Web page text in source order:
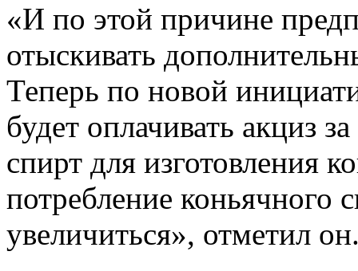
«И по этой причине
отыскивать
Теперь по новой
будет оплачивать акциз
спирт для изготовления
потребление коньячного
увеличиться», отметил